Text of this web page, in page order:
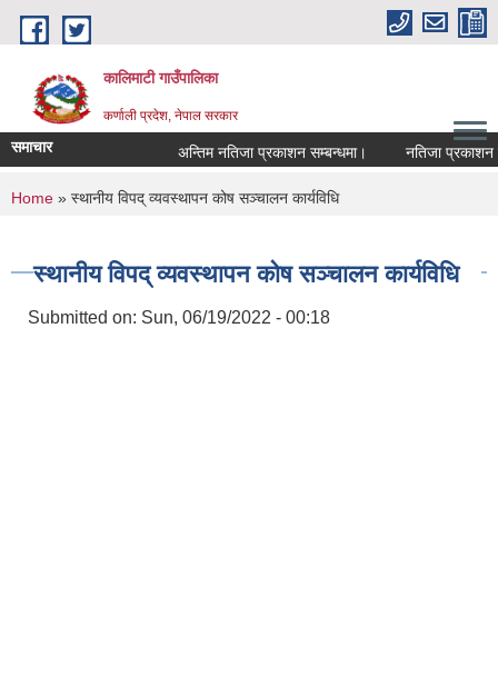
Skip to main content
कालिमाटी गाउँपालिका
कर्णाली प्रदेश, नेपाल सरकार
समाचार अन्तिम नतिजा प्रकाशन सम्बन्धमा। नतिजा प्रकाशन
You are here
Home » स्थानीय विपद् व्यवस्थापन कोष सञ्चालन कार्यविधि
स्थानीय विपद् व्यवस्थापन कोष सञ्चालन कार्यविधि
Submitted on: Sun, 06/19/2022 - 00:18